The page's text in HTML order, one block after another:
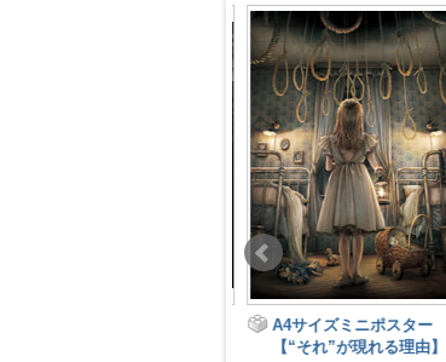
A4サイズミニポスター
【“それ”が現れる理由】